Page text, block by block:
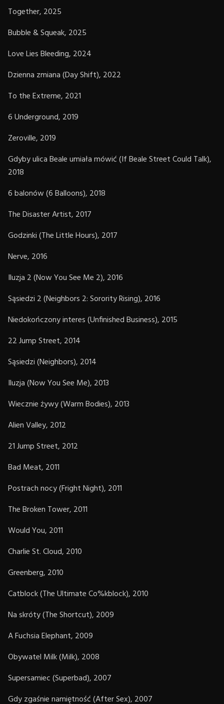
Together, 2025
Bubble & Squeak, 2025
Love Lies Bleeding, 2024
Dzienna zmiana (Day Shift), 2022
To the Extreme, 2021
6 Underground, 2019
Zeroville, 2019
Gdyby ulica Beale umiała mówić (If Beale Street Could Talk),
2018
6 balonów (6 Balloons), 2018
The Disaster Artist, 2017
Godzinki (The Little Hours), 2017
Nerve, 2016
Iluzja 2 (Now You See Me 2), 2016
Sąsiedzi 2 (Neighbors 2: Sorority Rising), 2016
Niedokończony interes (Unfinished Business), 2015
22 Jump Street, 2014
Sąsiedzi (Neighbors), 2014
Iluzja (Now You See Me), 2013
Wiecznie żywy (Warm Bodies), 2013
Alien Valley, 2012
21 Jump Street, 2012
Bad Meat, 2011
Postrach nocy (Fright Night), 2011
The Broken Tower, 2011
Would You, 2011
Charlie St. Cloud, 2010
Greenberg, 2010
Catblock (The Ultimate Co%kblock), 2010
Na skróty (The Shortcut), 2009
A Fuchsia Elephant, 2009
Obywatel Milk (Milk), 2008
Supersamiec (Superbad), 2007
Gdy zgaśnie namiętność (After Sex), 2007